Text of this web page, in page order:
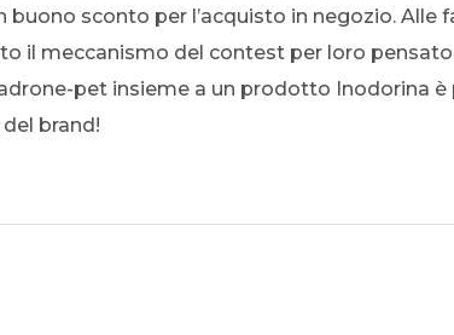
sconto per l’acquisto in negozio. Alle
il meccanismo del contest per loro
pet insieme a un prodotto Inodorina è
brand!